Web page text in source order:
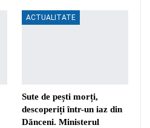
ACTUALITATE
Sute de pești morți,
descoperiți într-un iaz din
Dănceni. Ministerul